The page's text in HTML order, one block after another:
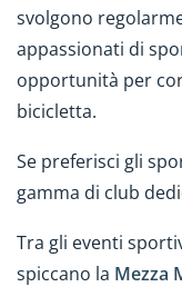
svolgono
appassionati di
opportunità per
bicicletta.
Se preferisci gli
gamma di club
Tra gli eventi
spiccano la Mezza